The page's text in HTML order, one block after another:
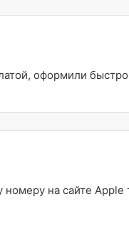
оформили
на сайте Apple